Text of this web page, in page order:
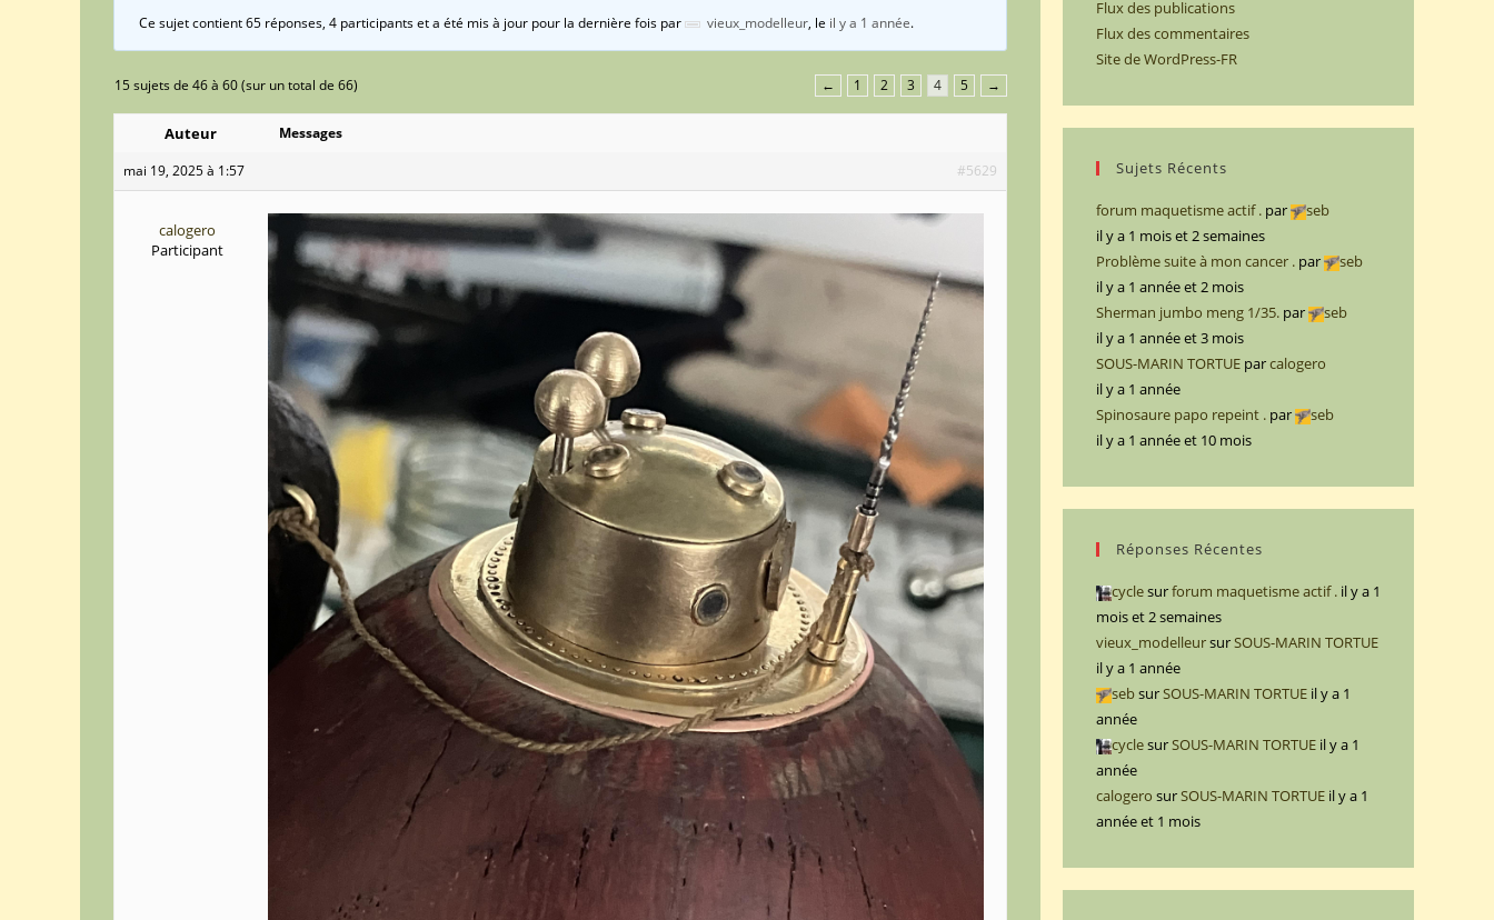
Ce sujet contient 65 réponses, 4 participants et a été mis à jour pour la dernière fois par vieux_modelleur, le il y a 1 année.
15 sujets de 46 à 60 (sur un total de 66) ← 1 2 3 4 5 →
Auteur
Messages
mai 19, 2025 à 1:57
#5629
calogero
Participant
Flux des publications
Flux des commentaires
Site de WordPress-FR
Sujets Récents
forum maquetisme actif . par
seb
il y a 1 mois et 2 semaines
Problème suite à mon cancer . par
seb
il y a 1 année et 2 mois
Sherman jumbo meng 1/35. par
seb
il y a 1 année et 3 mois
SOUS-MARIN TORTUE parcalogero
il y a 1 année
Spinosaure papo repeint . par
seb
il y a 1 année et 10 mois
Réponses Récentes
cyclesurforum maquetisme actif . il y a 1
mois et 2 semaines
vieux_modelleursurSOUS-MARIN TORTUE
il y a 1 année
sebsurSOUS-MARIN TORTUE il y a 1
année
cyclesurSOUS-MARIN TORTUE il y a 1
année
calogero surSOUS-MARIN TORTUE il y a 1
année et 1 mois